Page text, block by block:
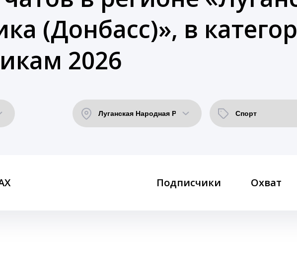
(Донбасс)», в
2026
Подписчики Охват